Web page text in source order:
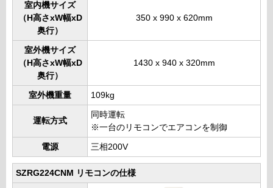
室内機サイズ
（H高さxW幅xD
奥行）
350 x 990 x 620mm
室外機サイズ
（H高さxW幅xD
奥行）
1430 x 940 x 320mm
室外機重量 109kg
運転方式
同時運転
※一台のリモコンでエアコンを制御
電源 三相200V
SZRG224CNM リモコンの仕様